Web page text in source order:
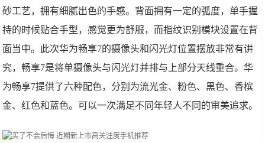
砂工艺，拥有细腻出色的手感。背面拥有一定的弧度，单手握
持的时候贴合手型，感觉更为舒服，而指纹识别模块设置在背
面当中。此次华为畅享7的摄像头和闪光灯位置摆放非常有讲
究，畅享7是将单摄像头与闪光灯并排与上部分天线重合。华
为畅享7提供了六种配色，分别为流光金、粉色、黑色、香槟
金、红色和蓝色。可以一次满足不同年轻人不同的审美追求。